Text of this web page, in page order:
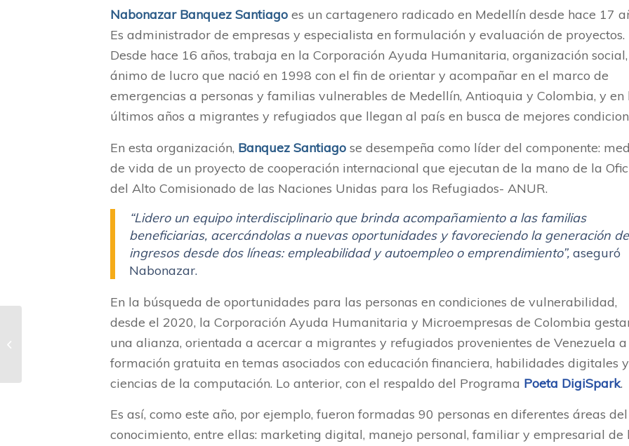
Nabonazar Banquez Santiago es un cartagenero radicado en Medellín desde hace 17
Es administrador de empresas y especialista en formulación y evaluación de proyectos.
Desde hace 16 años, trabaja en la Corporación Ayuda Humanitaria, organización
ánimo de lucro que nació en 1998 con el fin de orientar y acompañar en el marco de
emergencias a personas y familias vulnerables de Medellín, Antioquia y Colombia, y en
últimos años a migrantes y refugiados que llegan al país en busca de mejores
En esta organización, Banquez Santiago se desempeña como líder del componente:
de vida de un proyecto de cooperación internacional que ejecutan de la mano de la
del Alto Comisionado de las Naciones Unidas para los Refugiados- ANUR.
“Lidero un equipo interdisciplinario que brinda acompañamiento a las familias
beneficiarias, acercándolas a nuevas oportunidades y favoreciendo la generación de
ingresos desde dos líneas: empleabilidad y autoempleo o emprendimiento”, aseguró
Nabonazar.
En la búsqueda de oportunidades para las personas en condiciones de vulnerabilidad,
desde el 2020, la Corporación Ayuda Humanitaria y Microempresas de Colombia
una alianza, orientada a acercar a migrantes y refugiados provenientes de Venezuela a
formación gratuita en temas asociados con educación financiera, habilidades digitales y
ciencias de la computación. Lo anterior, con el respaldo del Programa Poeta DigiSpark.
Es así, como este año, por ejemplo, fueron formadas 90 personas en diferentes áreas del
conocimiento, entre ellas: marketing digital, manejo personal, familiar y empresarial de